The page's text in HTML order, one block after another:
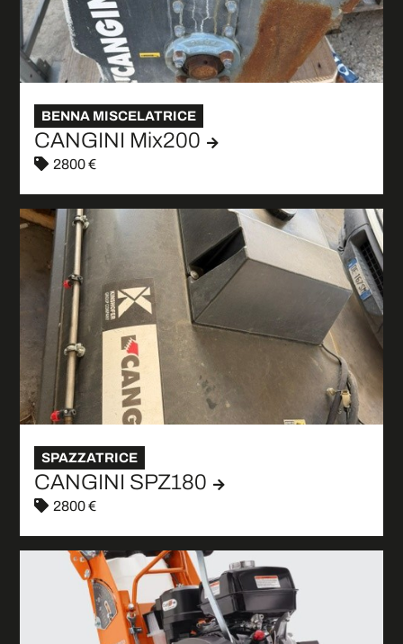
BENNA MISCELATRICE
CANGINI Mix200
2800 €
SPAZZATRICE
CANGINI SPZ180
2800 €